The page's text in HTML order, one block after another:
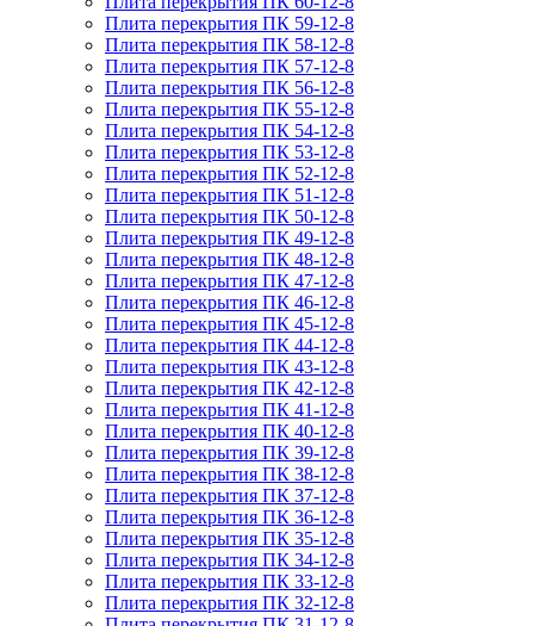
Плита перекрытия ПК 59-12-8
Плита перекрытия ПК 58-12-8
Плита перекрытия ПК 57-12-8
Плита перекрытия ПК 56-12-8
Плита перекрытия ПК 55-12-8
Плита перекрытия ПК 54-12-8
Плита перекрытия ПК 53-12-8
Плита перекрытия ПК 52-12-8
Плита перекрытия ПК 51-12-8
Плита перекрытия ПК 50-12-8
Плита перекрытия ПК 49-12-8
Плита перекрытия ПК 48-12-8
Плита перекрытия ПК 47-12-8
Плита перекрытия ПК 46-12-8
Плита перекрытия ПК 45-12-8
Плита перекрытия ПК 44-12-8
Плита перекрытия ПК 43-12-8
Плита перекрытия ПК 42-12-8
Плита перекрытия ПК 41-12-8
Плита перекрытия ПК 40-12-8
Плита перекрытия ПК 39-12-8
Плита перекрытия ПК 38-12-8
Плита перекрытия ПК 37-12-8
Плита перекрытия ПК 36-12-8
Плита перекрытия ПК 35-12-8
Плита перекрытия ПК 34-12-8
Плита перекрытия ПК 33-12-8
Плита перекрытия ПК 32-12-8